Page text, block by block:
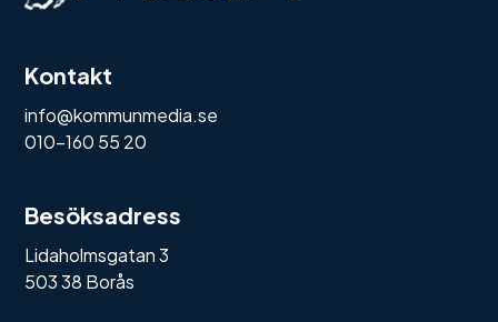
Kontakt
info@kommunmedia.se
010-160 55 20
Besöksadress
Lidaholmsgatan 3
503 38 Borås